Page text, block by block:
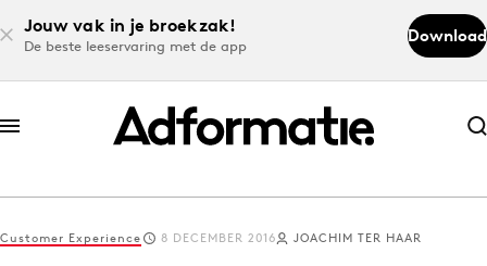
Jouw vak in je broekzak!
De beste leeservaring met de app
Download
Abonneer nu
Abonneer nu
Log in
Customer Experience 8 DECEMBER 2016 JOACHIM TER HAAR